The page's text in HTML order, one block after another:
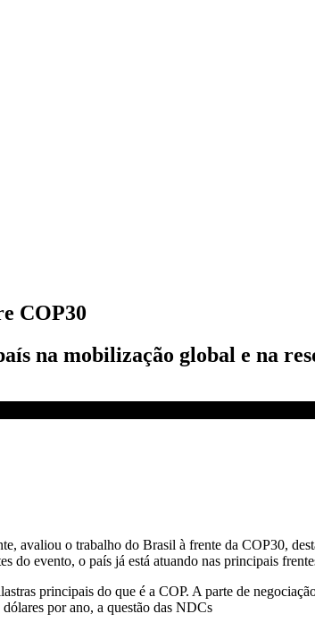
COP30
na mobilização global e na
o trabalho do Brasil à frente da COP30,
do evento, o país já está atuando nas principais
principais do que é a COP. A parte de
por ano, a questão das NDCs